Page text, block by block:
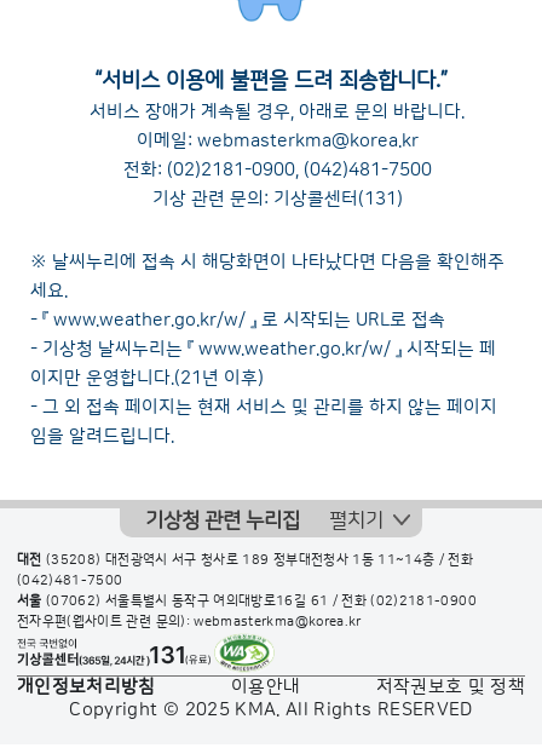
“서비스 이용에 불편을 드려 죄송합니다.”
서비스 장애가 계속될 경우, 아래로 문의 바랍니다.
이메일: webmasterkma@korea.kr
전화: (02)2181-0900, (042)481-7500
기상 관련 문의: 기상콜센터(131)
※ 날씨누리에 접속 시 해당화면이 나타났다면 다음을 확인해주
세요.
- 『 www.weather.go.kr/w/ 』 로 시작되는 URL로 접속
- 기상청 날씨누리는 『 www.weather.go.kr/w/ 』 시작되는 페
이지만 운영합니다.(21년 이후)
- 그 외 접속 페이지는 현재 서비스 및 관리를 하지 않는 페이지
임을 알려드립니다.
기상청 관련 누리집 펼치기
대전 (35208) 대전광역시 서구 청사로 189 정부대전청사 1동 11~14층 / 전화
(042)481-7500
서울 (07062) 서울특별시 동작구 여의대방로16길 61 / 전화(02)2181-0900
전자우편(웹사이트 관련 문의): webmasterkma@korea.kr
개인정보처리방침 이용안내
저작권보호 및 정책
Copyright © 2025 KMA. All Rights RESERVED